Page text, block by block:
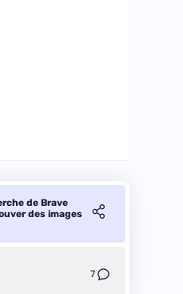
de Brave
des images
7